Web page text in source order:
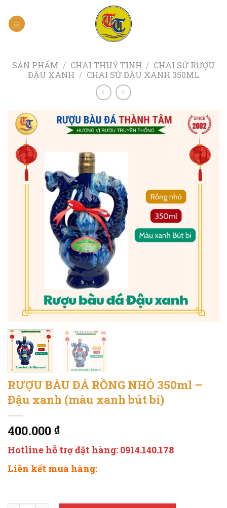
content
SẢN PHẨM / CHAI THUỶ TINH / CHAI SỨ RƯỢU
ĐẬU XANH / CHAI SỨ ĐẬU XANH 350ML
RƯỢU BÀU ĐÁ RỒNG NHỎ 350ml –
Đậu xanh (màu xanh bút bi)
400.000 ₫
Hotline hỗ trợ đặt hàng: 0914.140.178
Liên kết mua hàng: